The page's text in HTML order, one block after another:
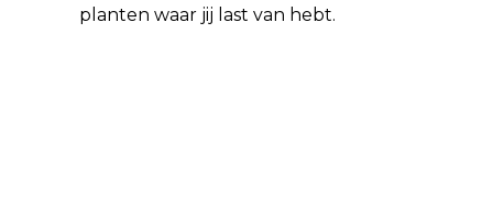
planten waar jij last van hebt.